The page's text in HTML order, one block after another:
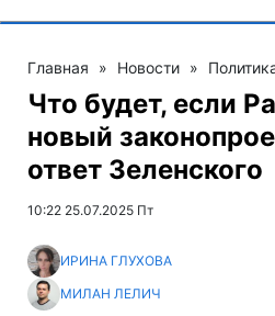
Главная » Новости »
Что будет, если
новый
ответ Зеленского
10:22 25.07.2025 Пт
ИРИНА ГЛУХОВА
МИЛАН ЛЕЛИЧ